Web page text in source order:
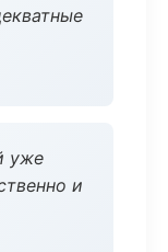
уже
и